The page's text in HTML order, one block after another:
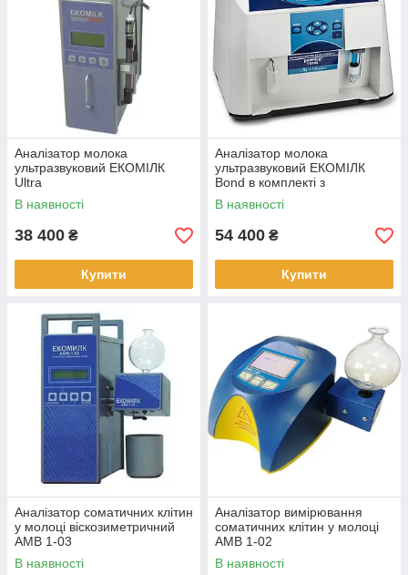
Аналізатор молока
ультразвуковий ЕКОМІЛК
Ultra
В наявності
38 400 ₴
Купити
Аналізатор молока
ультразвуковий ЕКОМІЛК
Bond в комплекті з
принтером
В наявності
54 400 ₴
Купити
Аналізатор соматичних клітин
у молоці віскозиметричний
АМВ 1-03
В наявності
Аналізатор вимірювання
соматичних клітин у молоці
АМВ 1-02
В наявності